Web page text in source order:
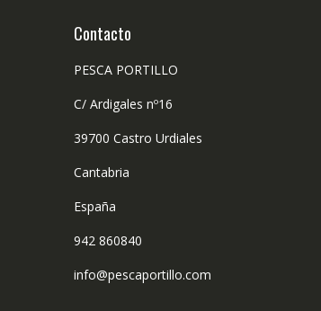
Contacto
PESCA PORTILLO
C/ Ardigales nº16
39700 Castro Urdiales
Cantabria
España
942 860840
info@pescaportillo.com